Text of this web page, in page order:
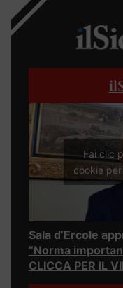
Fai clic
cookie
Sala d’Ercole
“Norma
CLICCA PER IL